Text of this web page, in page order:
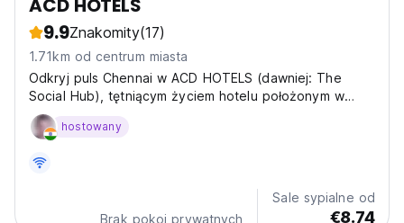
ACD HOTELS
9.9Znakomity(17)
1.71km od centrum miasta
Odkryj puls Chennai w ACD HOTELS (dawniej: The
Social Hub), tętniącym życiem hotelu położonym w
sercu miasta przy 2/23 Chinnaya Street. ACD HOTELS
to więcej niż tylko miejsce na pobyt, to doświadczenie,
indyjską...
hostowany
Brak pokoi prywatnych
Sale sypialne od
€8.74